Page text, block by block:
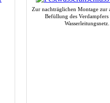
Zur nachträglichen Montage zur
Befüllung des Verdampfers
Wasserleitungsnetz.